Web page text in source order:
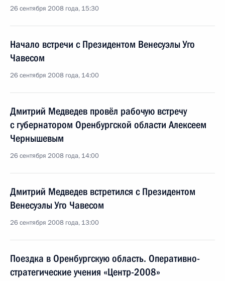
26 сентября 2008 года, 15:30
Начало встречи с Президентом Венесуэлы Уго
Чавесом
26 сентября 2008 года, 14:00
Дмитрий Медведев провёл рабочую встречу
с губернатором Оренбургской области Алексеем
Чернышевым
26 сентября 2008 года, 14:00
Дмитрий Медведев встретился с Президентом
Венесуэлы Уго Чавесом
26 сентября 2008 года, 13:00
Поездка в Оренбургскую область. Оперативно-
стратегические учения «Центр-2008»